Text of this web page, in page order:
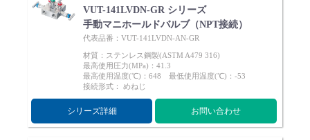
VUT-141LVDN-GR シリーズ
手動マニホールドバルブ（NPT接続）
代表品番：VUT-141LVDN-AN-GR
材質：ステンレス鋼製(ASTM A479 316)
最高使用圧力(MPa)：41.3
最高使用温度(℃)：648 最低使用温度(℃)：-53
接続形式： めねじ
シリーズ詳細 お問い合わせ